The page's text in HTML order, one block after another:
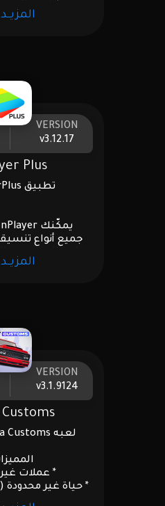
- مشاهدة
الطرف
- إبقاء الرسائل
- رفع ملف
- حفظ
- تأكيد
- والمزيد في
.
⚠️ للتفعيل
وحط اي
واضغط
المزيــد
VERSION
v3.12.17
Plus
تطبيق nPlayerPlus
يمكّنك nPlayer من تشغيل
جميع أنواع
الملفات
• مدفوع
المزيــد
VERSION
v3.1.9124
Customs
لعبه Forza Customs مهكره
* عملات
* حياة غير